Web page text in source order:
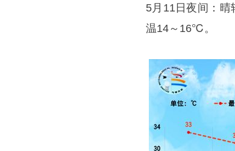
5月11日夜间：
温14～16℃。